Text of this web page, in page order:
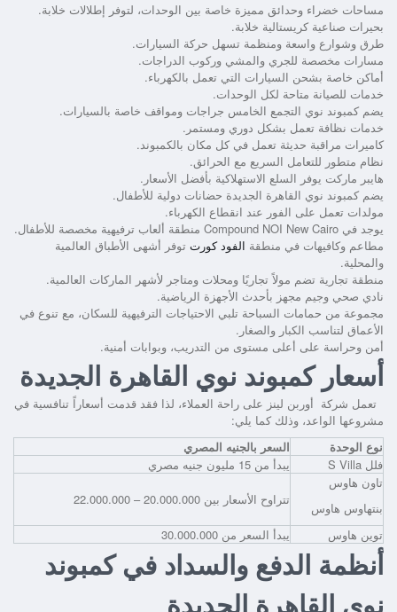
مساحات خضراء وحدائق مميزة خاصة بين الوحدات، لتوفر إطلالات خلابة.
بحيرات صناعية كريستالية خلابة.
طرق وشوارع واسعة ومنظمة تسهل حركة السيارات.
مسارات مخصصة للجري والمشي وركوب الدراجات.
أماكن خاصة بشحن السيارات التي تعمل بالكهرباء.
خدمات للصيانة متاحة لكل الوحدات.
يضم كمبوند نوي التجمع الخامس جراجات ومواقف خاصة بالسيارات.
خدمات نظافة تعمل بشكل دوري ومستمر.
كاميرات مراقبة حديثة تعمل في كل مكان بالكمبوند.
نظام متطور للتعامل السريع مع الحرائق.
هايبر ماركت يوفر السلع الاستهلاكية بأفضل الأسعار.
يضم كمبوند نوي القاهرة الجديدة حضانات دولية للأطفال.
مولدات تعمل على الفور عند انقطاع الكهرباء.
يوجد في Compound NOI New Cairo منطقة ألعاب ترفيهية مخصصة للأطفال.
مطاعم وكافيهات في منطقة الفود كورت توفر أشهى الأطباق العالمية
والمحلية.
منطقة تجارية تضم مولاً تجاريًا ومحلات ومتاجر لأشهر الماركات العالمية.
نادي صحي وجيم مجهز بأحدث الأجهزة الرياضية.
مجموعة من حمامات السباحة تلبي الاحتياجات الترفيهية للسكان، مع تنوع في
الأعماق لتناسب الكبار والصغار.
أمن وحراسة على أعلى مستوى من التدريب، وبوابات أمنية.
أسعار كمبوند نوي القاهرة الجديدة
تعمل شركة أوربن لينز على راحة العملاء، لذا فقد قدمت أسعاراً تنافسية في
مشروعها الواعد، وذلك كما يلي:
نوع الوحدة
السعر بالجنيه المصري
فلل S Villa
يبدأ من 15 مليون جنيه مصري
تاون هاوس
بنتهاوس هاوس
تتراوح الأسعار بين 20.000.000 – 22.000.000
توين هاوس يبدأ السعر من 30.000.000
أنظمة الدفع والسداد في كمبوند
نوي القاهرة الجديدة